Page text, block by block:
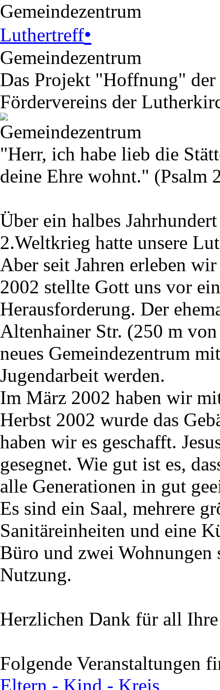
Gemeindezentrum
Luthertreff•
Gemeindezentrum
Das Projekt "Hoffnung"
Fördervereins der
"Herr, ich habe lieb die
deine Ehre wohnt." (Psalm
Über ein halbes
2.Weltkrieg hatte unsere
Aber seit Jahren erleben
2002 stellte Gott uns vor
Herausforderung. Der
Altenhainer Str. (250 m
neues Gemeindezentrum
Jugendarbeit werden.
Im März 2002 haben wir
Herbst 2002 wurde das
haben wir es geschafft.
gesegnet. Wie gut ist es,
alle Generationen in gut
Es sind ein Saal, mehrere
Sanitäreinheiten und eine
Büro und zwei
Nutzung.
Herzlichen Dank für all
Folgende Veranstaltungen
Eltern - Kind - Kreis